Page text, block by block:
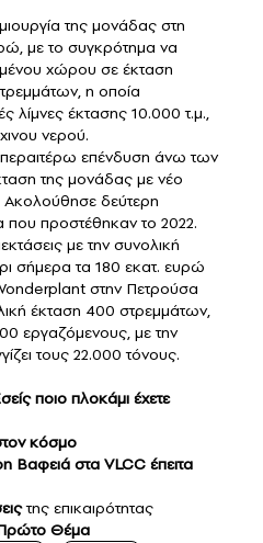
της μονάδας στη
με το συγκρότημα να
χώρου σε έκταση
η οποία
λίμνες έκτασης 10.000 τ.μ.,
νερού.
επένδυση άνω των
της μονάδας με νέο
δεύτερη
που προστέθηκαν το 2022.
με την συνολική
σήμερα τα 180 εκατ. ευρώ
στην Πετρούσα
έκταση 400 στρεμμάτων,
εργαζόμενους, με την
τους 22.000 τόνους.
ποιο πλοκάμι έχετε
κόσμο
Βαφειά στα VLCC έπειτα
της επικαιρότητας
Θέμα